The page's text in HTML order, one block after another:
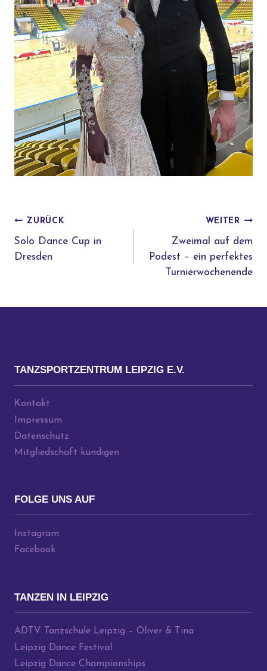
BEITRAGSNAVIGATION
ZURÜCK
Solo Dance Cup in
Dresden
WEITER
Zweimal auf dem
Podest – ein perfektes
Turnierwochenende
TANZSPORTZENTRUM LEIPZIG E.V.
Kontakt
Impressum
Datenschutz
Mitgliedschaft kündigen
FOLGE UNS AUF
Instagram
Facebook
TANZEN IN LEIPZIG
ADTV Tanzschule Leipzig – Oliver & Tina
Leipzig Dance Festival
Leipzig Dance Championships